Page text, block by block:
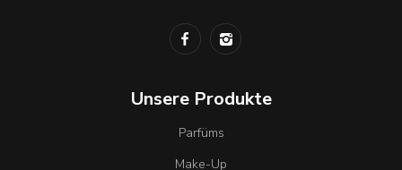
Unsere Produkte
Parfüms
Make-Up